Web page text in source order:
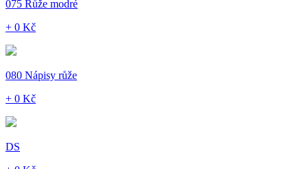
075 Růže modré
+ 0 Kč
080 Nápisy růže
+ 0 Kč
DS